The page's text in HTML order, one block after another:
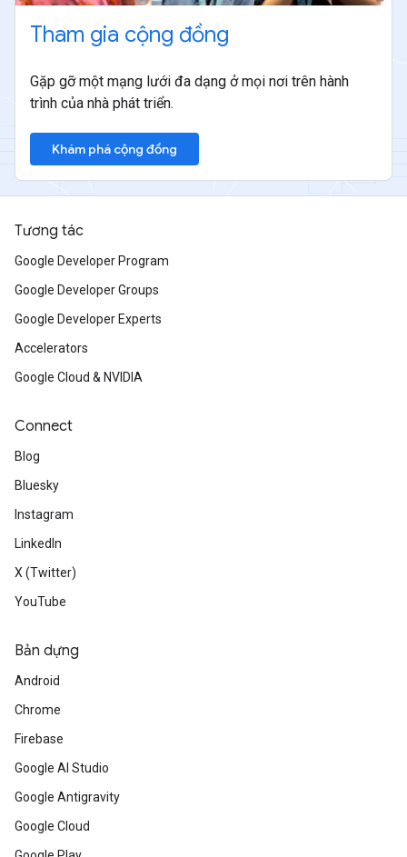
Tham gia cộng đồng
Gặp gỡ một mạng lưới đa dạng ở mọi nơi trên hành
trình của nhà phát triển.
Khám phá cộng đồng
Tương tác
Google Developer Program
Google Developer Groups
Google Developer Experts
Accelerators
Google Cloud & NVIDIA
Connect
Blog
Bluesky
Instagram
LinkedIn
X (Twitter)
YouTube
Bản dựng
Android
Chrome
Firebase
Google AI Studio
Google Antigravity
Google Cloud